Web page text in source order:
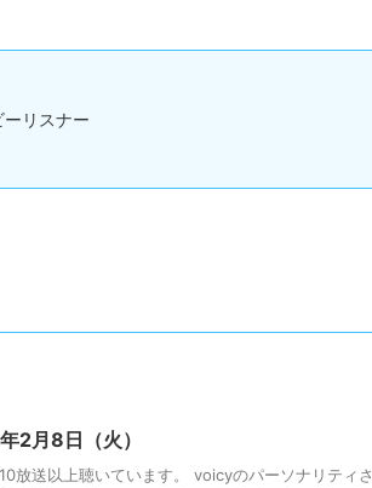
リスナー
月8日（火）
放送以上聴いています。 voicyのパーソナリティさ